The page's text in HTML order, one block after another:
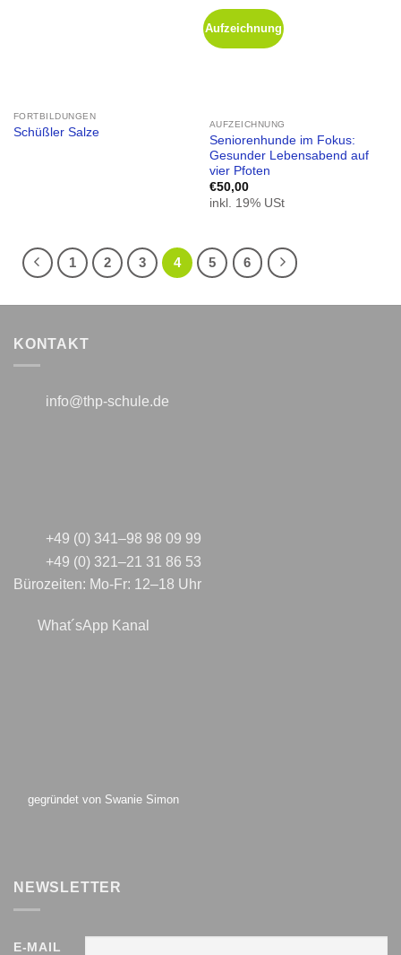
FORTBILDUNGEN
Schüßler Salze
Aufzeichnung
AUFZEICHNUNG
Seniorenhunde im Fokus:
Gesunder Lebensabend auf
vier Pfoten
€50,00
inkl. 19% USt
1 2 3 4 5 6
KONTAKT
info@thp-schule.de
+49 (0) 341–98 98 09 99
+49 (0) 321–21 31 86 53
Bürozeiten: Mo-Fr: 12–18 Uhr
What´sApp Kanal
gegründet von Swanie Simon
NEWSLETTER
E-MAIL